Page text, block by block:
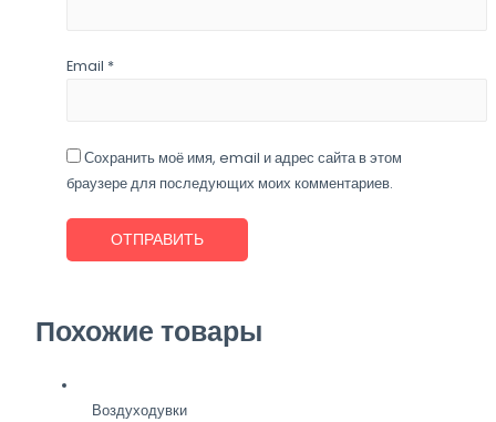
Email *
Сохранить моё имя, email и адрес сайта в этом
браузере для последующих моих комментариев.
Похожие товары
Воздуходувки